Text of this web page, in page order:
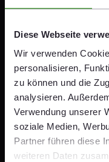
Diese Webseite
Wir verwenden
personalisieren,
zu können und die
analysieren.
Verwendung unserer
soziale Medien,
Partner führen diese
weiteren Daten
und
Download
Heimo
PDF 77